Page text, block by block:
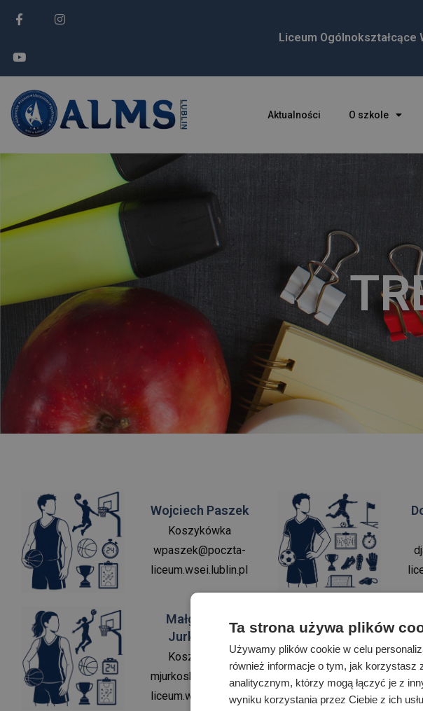
Liceum Ogólnokształcące
Aktualności O szkole
Wojciech Paszek
Koszykówka
wpaszek@poczta-
liceum.wsei.lublin.pl
Małgorzata
Jurkowska
Koszykówka
mjurkoska@poczta-
liceum.wsei.lublin.pl
Ta strona używa plików
Używamy plików cookie w celu
również informacje o tym, jak
analitycznym, którzy mogą łączyć je z
wyniku korzystania przez Ciebie z ich